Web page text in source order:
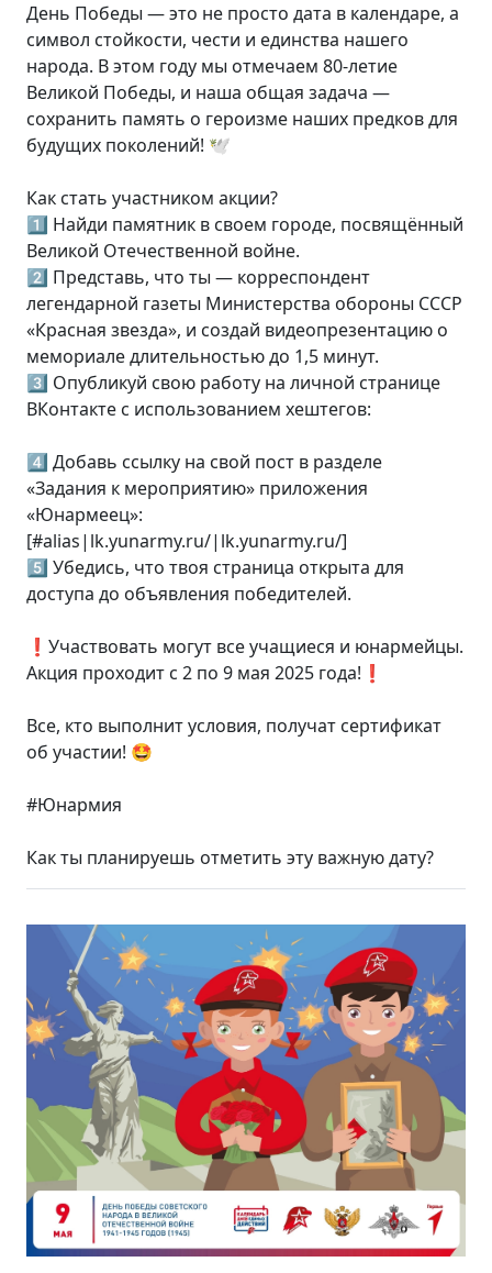
День Победы — это не просто дата в календаре, а
символ стойкости, чести и единства нашего
народа. В этом году мы отмечаем 80-летие
Великой Победы, и наша общая задача —
сохранить память о героизме наших предков для
будущих поколений! 🕊️
Как стать участником акции?
1️⃣ Найди памятник в своем городе, посвящённый
Великой Отечественной войне.
2️⃣ Представь, что ты — корреспондент
легендарной газеты Министерства обороны СССР
«Красная звезда», и создай видеопрезентацию о
мемориале длительностью до 1,5 минут.
3️⃣ Опубликуй свою работу на личной странице
ВКонтакте с использованием хештегов:
4️⃣ Добавь ссылку на свой пост в разделе
«Задания к мероприятию» приложения
«Юнармеец»:
[#alias|lk.yunarmy.ru/|lk.yunarmy.ru/]
5️⃣ Убедись, что твоя страница открыта для
доступа до объявления победителей.
❗️Участвовать могут все учащиеся и юнармейцы.
Акция проходит с 2 по 9 мая 2025 года!❗️
Все, кто выполнит условия, получат сертификат
об участии! 🤩
#Юнармия
Как ты планируешь отметить эту важную дату?